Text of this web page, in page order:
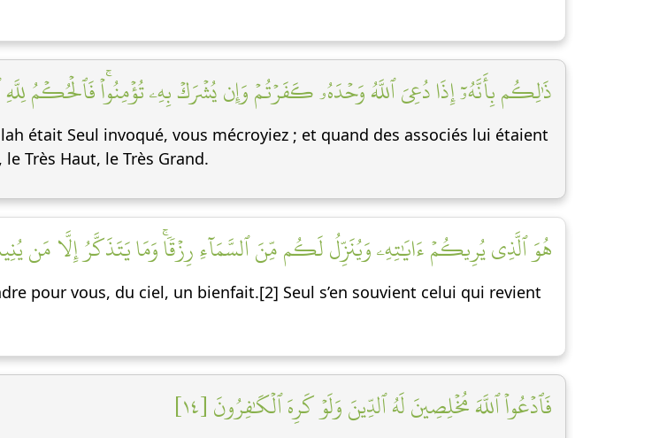
ذَٰلِكُم بِأَنَّهُۥٓ إِذَا دُعِيَ ٱللَّهُ وَحۡدَهُۥ كَفَرۡتُمۡ وَإِن يُشۡرَكۡ بِهِۦ تُؤۡمِنُواْۚ فَٱلۡحُكۡمُ لِلَّهِ
était Seul invoqué, vous mécroyiez ; et quand des associés lui étaient
Très Haut, le Très Grand.
هُوَ ٱلَّذِي يُرِيكُمۡ ءَايَٰتِهِۦ وَيُنَزِّلُ لَكُم مِّنَ ٱلسَّمَآءِ رِزۡقٗاۚ وَمَا يَتَذَكَّرُ إِلَّا مَن
pour vous, du ciel, un bienfait.[2] Seul s’en souvient celui qui revient
فَٱدۡعُواْ ٱللَّهَ مُخۡلِصِينَ لَهُ ٱلدِّينَ وَلَوۡ كَرِهَ ٱلۡكَٰفِرُونَ [١٤]